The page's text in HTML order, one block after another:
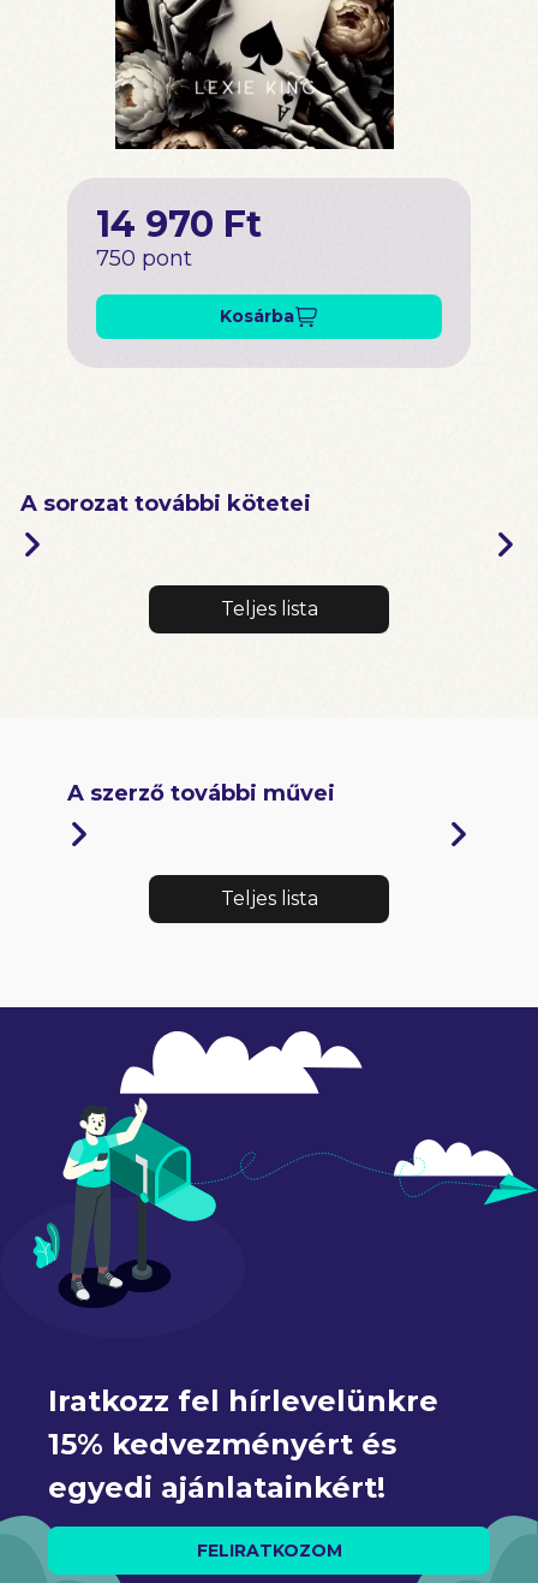
14 970 Ft
750 pont
Kosárba
A sorozat további kötetei
Teljes lista
A szerző további művei
Teljes lista
Iratkozz fel hírlevelünkre
15% kedvezményért és
egyedi ajánlatainkért!
FELIRATKOZOM